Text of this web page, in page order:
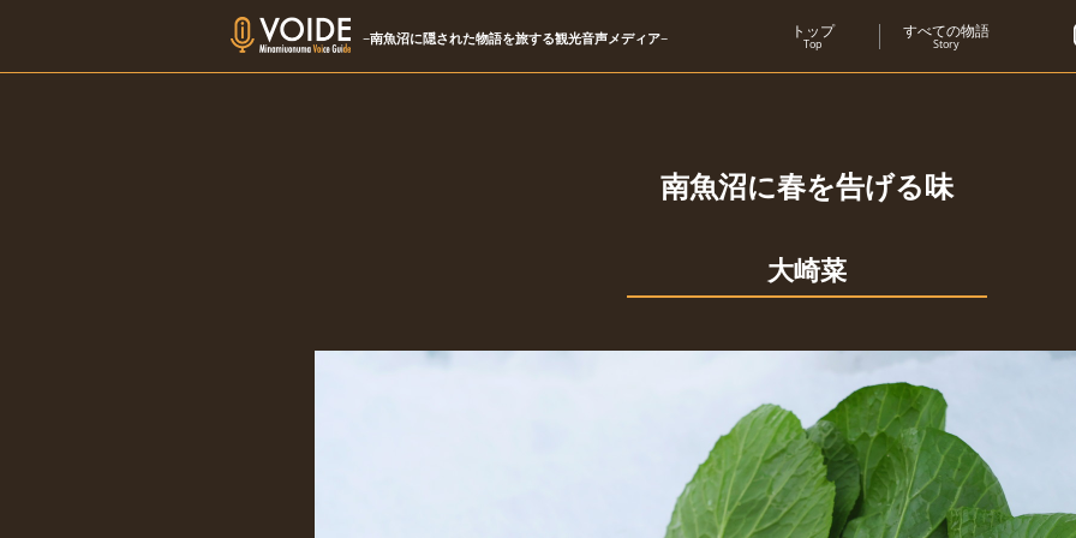
−南魚沼に隠された物語を旅する観光音声メディア− トップ
Top
すべての物語
Story
南魚沼に春を告げる味
大崎菜